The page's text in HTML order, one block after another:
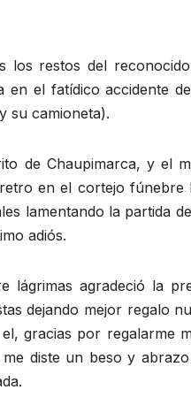
restos del
en el fatídico accidente
su camioneta).
de Chaupimarca, y el
en el cortejo fúnebre
lamentando la partida
adiós.
lágrimas agradeció la
dejando mejor regalo
gracias por regalarme
diste un beso y